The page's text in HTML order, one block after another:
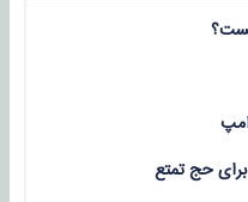
برای حج تمتع